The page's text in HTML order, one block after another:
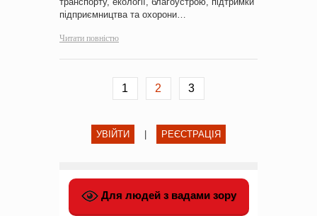
підприємництва та охорони…
Читати повністю
1 2 3
УВІЙТИ РЕЄСТРАЦІЯ
Для людей з вадами зору